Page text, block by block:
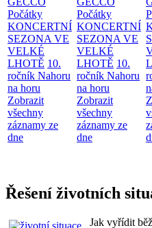
Počátky
KONCERTNÍ
SEZONA VE
VELKÉ
LHOTĚ 10.
ročník Nahoru
na horu
Zobrazit
všechny
záznamy ze
dne
Počátky
KONCERTNÍ
SEZONA VE
VELKÉ
LHOTĚ 10.
ročník Nahoru
na horu
Zobrazit
všechny
záznamy ze
dne
Řešení životních
Jak vyřídit